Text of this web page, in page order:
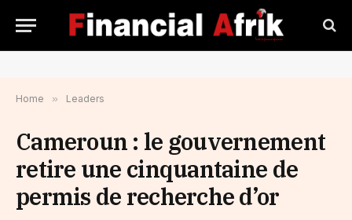
Home » Leaders
Cameroun : le gouvernement
retire une cinquantaine de
permis de recherche d’or